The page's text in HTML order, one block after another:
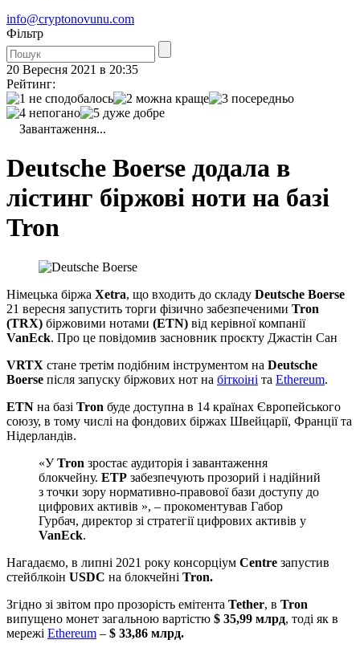
info@cryptonovunu.com
Фiльтр
20 Вересня 2021 в 20:35
Рейтинг:
Завантаження...
Deutsche Boerse додала в
лістинг біржові ноти на базі
Tron
Німецька біржа Xetra, що входить до складу Deutsche Boerse
21 вересня запустить торги фізично забезпеченими Tron
(TRX) біржовими нотами (ETN) від керівної компанії
VanEck. Про це повідомив засновник проєкту Джастін Сан
VRTX стане третім подібним інструментом на Deutsche
Boerse після запуску біржових нот на біткоіні та Ethereum.
ETN на базі Tron буде доступна в 14 країнах Європейського
союзу, в тому числі на фондових біржах Швейцарії, Франції та
Нідерландів.
«УTron зростає аудиторія і завантаження
блокчейну. ETP забезпечують прозорий і надійний
з точки зору нормативно-правової бази доступу до
цифрових активів », – прокоментував Габор
Гурбач, директор зі стратегії цифрових активів у
VanEck.
Нагадаємо, в липні 2021 року консорціум Centre запустив
стейблкоін USDC на блокчейні Tron.
Згідно зі звітом про прозорість емітента Tether, в Tron
випущено монет загальною вартістю $ 35,99 млрд, тоді як в
мережі Ethereum – $ 33,86 млрд.